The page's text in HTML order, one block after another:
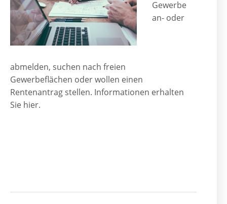
Gewerbe
an- oder
abmelden, suchen nach freien
Gewerbeflächen oder wollen einen
Rentenantrag stellen. Informationen erhalten
Sie hier.